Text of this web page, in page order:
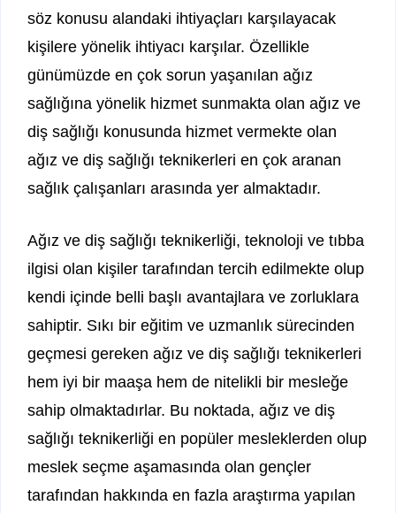
söz konusu alandaki ihtiyaçları karşılayacak
kişilere yönelik ihtiyacı karşılar. Özellikle
günümüzde en çok sorun yaşanılan ağız
sağlığına yönelik hizmet sunmakta olan ağız ve
diş sağlığı konusunda hizmet vermekte olan
ağız ve diş sağlığı teknikerleri en çok aranan
sağlık çalışanları arasında yer almaktadır.
Ağız ve diş sağlığı teknikerliği, teknoloji ve tıbba
ilgisi olan kişiler tarafından tercih edilmekte olup
kendi içinde belli başlı avantajlara ve zorluklara
sahiptir. Sıkı bir eğitim ve uzmanlık sürecinden
geçmesi gereken ağız ve diş sağlığı teknikerleri
hem iyi bir maaşa hem de nitelikli bir mesleğe
sahip olmaktadırlar. Bu noktada, ağız ve diş
sağlığı teknikerliği en popüler mesleklerden olup
meslek seçme aşamasında olan gençler
tarafından hakkında en fazla araştırma yapılan